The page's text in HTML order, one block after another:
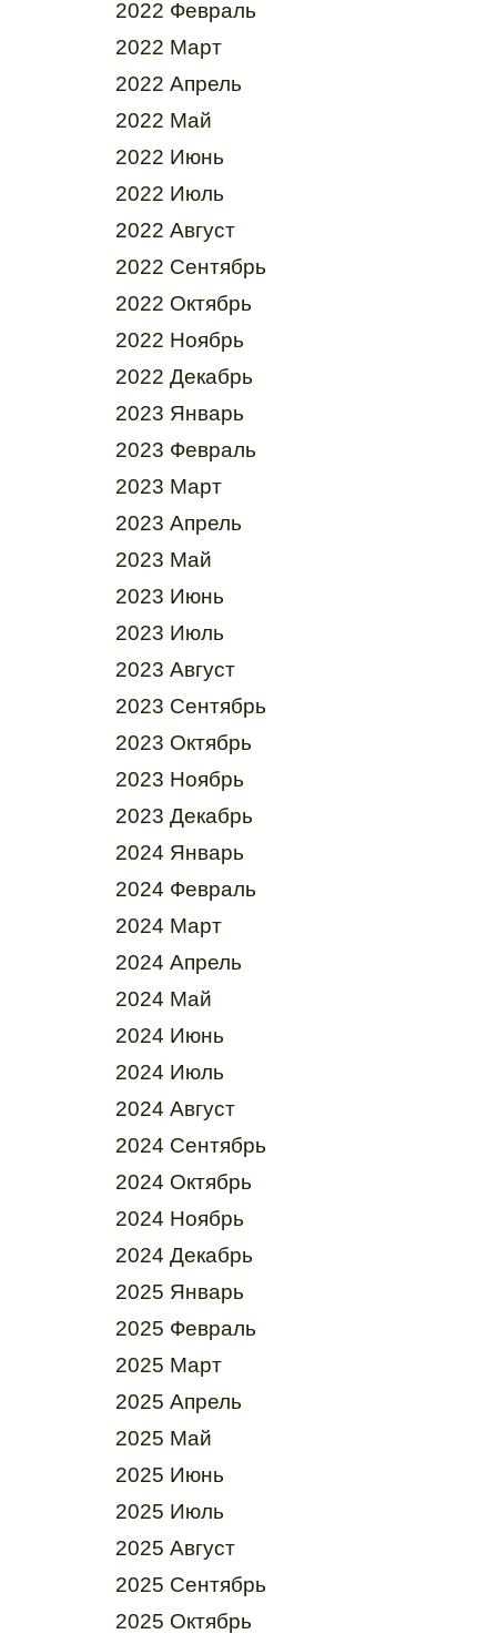
2022 Февраль
2022 Март
2022 Апрель
2022 Май
2022 Июнь
2022 Июль
2022 Август
2022 Сентябрь
2022 Октябрь
2022 Ноябрь
2022 Декабрь
2023 Январь
2023 Февраль
2023 Март
2023 Апрель
2023 Май
2023 Июнь
2023 Июль
2023 Август
2023 Сентябрь
2023 Октябрь
2023 Ноябрь
2023 Декабрь
2024 Январь
2024 Февраль
2024 Март
2024 Апрель
2024 Май
2024 Июнь
2024 Июль
2024 Август
2024 Сентябрь
2024 Октябрь
2024 Ноябрь
2024 Декабрь
2025 Январь
2025 Февраль
2025 Март
2025 Апрель
2025 Май
2025 Июнь
2025 Июль
2025 Август
2025 Сентябрь
2025 Октябрь